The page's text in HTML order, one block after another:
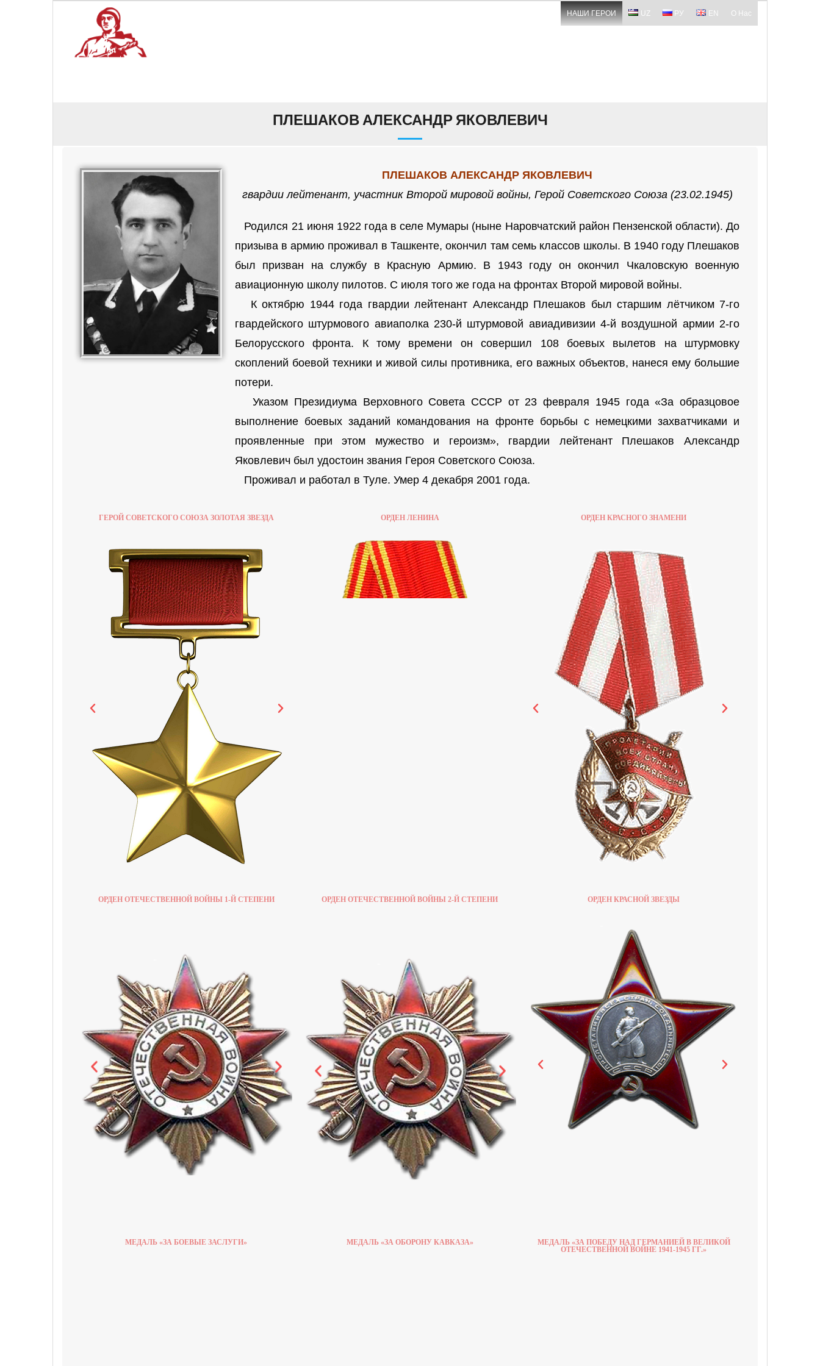
НАШИ ГЕРОИ UZ РУ EN О Нас
ПЛЕШАКОВ АЛЕКСАНДР ЯКОВЛЕВИЧ
ПЛЕШАКОВ АЛЕКСАНДР ЯКОВЛЕВИЧ
гвардии лейтенант, участник Второй мировой войны, Герой Советского Союза (23.02.1945)
Родился 21 июня 1922 года в селе Мумары (ныне Наровчатский район Пензенской области). До
призыва в армию проживал в Ташкенте, окончил там семь классов школы. В 1940 году Плешаков
был призван на службу в Красную Армию. В 1943 году он окончил Чкаловскую военную
авиационную школу пилотов. С июля того же года на фронтах Второй мировой войны.
К октябрю 1944 года гвардии лейтенант Александр Плешаков был старшим лётчиком 7-го
гвардейского штурмового авиаполка 230-й штурмовой авиадивизии 4-й воздушной армии 2-го
Белорусского фронта. К тому времени он совершил 108 боевых вылетов на штурмовку
скоплений боевой техники и живой силы противника, его важных объектов, нанеся ему большие
потери.
Указом Президиума Верховного Совета СССР от 23 февраля 1945 года «За образцовое
выполнение боевых заданий командования на фронте борьбы с немецкими захватчиками и
проявленные при этом мужество и героизм», гвардии лейтенант Плешаков Александр
Яковлевич был удостоин звания Героя Советского Союза.
Проживал и работал в Туле. Умер 4 декабря 2001 года.
ГЕРОЙ СОВЕТСКОГО СОЮЗА ЗОЛОТАЯ ЗВЕЗДА ОРДЕН ЛЕНИНА ОРДЕН КРАСНОГО ЗНАМЕНИ
ОРДЕН ОТЕЧЕСТВЕННОЙ ВОЙНЫ 1-Й СТЕПЕНИ ОРДЕН ОТЕЧЕСТВЕННОЙ ВОЙНЫ 2-Й СТЕПЕНИ ОРДЕН КРАСНОЙ ЗВЕЗДЫ
МЕДАЛЬ «ЗА БОЕВЫЕ ЗАСЛУГИ» МЕДАЛЬ «ЗА ОБОРОНУ КАВКАЗА»
МЕДАЛЬ «ЗА ПОБЕДУ НАД ГЕРМАНИЕЙ В ВЕЛИКОЙ
ОТЕЧЕСТВЕННОЙ ВОЙНЕ 1941-1945 ГГ.»